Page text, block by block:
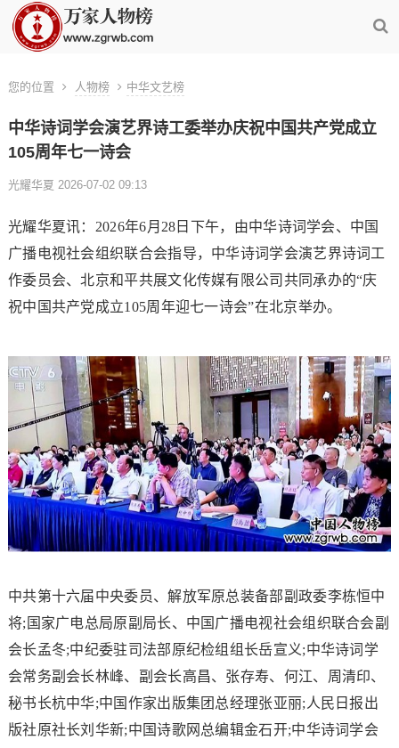
您的位置 人物榜 中华文艺榜
中华诗词学会演艺界诗工委举办庆祝中国共产党成立
105周年七一诗会
光耀华夏 2026-07-02 09:13
光耀华夏讯：2026年6月28日下午，由中华诗词学会、中国
广播电视社会组织联合会指导，中华诗词学会演艺界诗词工
作委员会、北京和平共展文化传媒有限公司共同承办的“庆
祝中国共产党成立105周年迎七一诗会”在北京举办。
中共第十六届中央委员、解放军原总装备部副政委李栋恒中
将;国家广电总局原副局长、中国广播电视社会组织联合会副
会长孟冬;中纪委驻司法部原纪检组组长岳宣义;中华诗词学
会常务副会长林峰、副会长高昌、张存寿、何江、周清印、
秘书长杭中华;中国作家出版集团总经理张亚丽;人民日报出
版社原社长刘华新;中国诗歌网总编辑金石开;中华诗词学会